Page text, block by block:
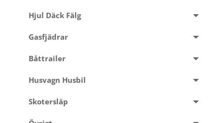
Hjul Däck Fälg
Gasfjädrar
Båttrailer
Husvagn Husbil
Skotersläp